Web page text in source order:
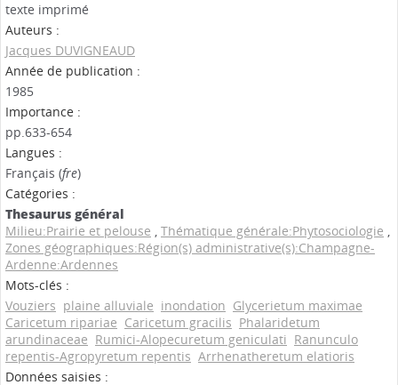
texte imprimé
Auteurs :
Jacques DUVIGNEAUD
Année de publication :
1985
Importance :
pp.633-654
Langues :
Français (fre)
Catégories :
Thesaurus général
Milieu:Prairie et pelouse , Thématique générale:Phytosociologie ,
Zones géographiques:Région(s) administrative(s):Champagne-
Ardenne:Ardennes
Mots-clés :
Vouziers plaine alluviale inondation Glycerietum maximae
Caricetum ripariae Caricetum gracilis Phalaridetum
arundinaceae Rumici-Alopecuretum geniculati Ranunculo
repentis-Agropyretum repentis Arrhenatheretum elatioris
Données saisies :